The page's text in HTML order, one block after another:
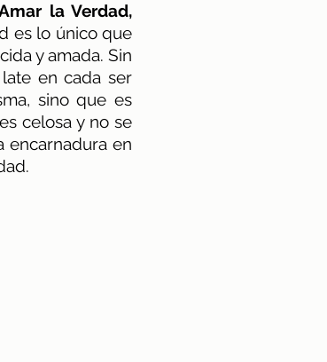
la Verdad,
es lo único que
y amada. Sin
en cada ser
sino que es
celosa y no se
encarnadura en